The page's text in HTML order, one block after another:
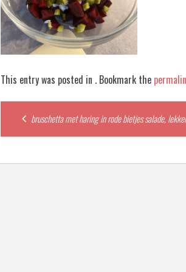
This entry was posted in . Bookmark the
Post
navigation
bruschetta met haring in rode bietjes salade,